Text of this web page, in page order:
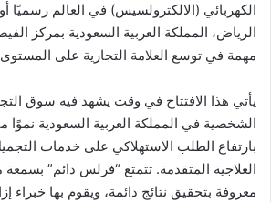
الكهربائي (الالكترولسيس) في العالم رسميًا
الرياض، المملكة العربية السعودية بمركز
مهمة في توسع العلامة التجارية على المستوى
يأتي هذا الافتتاح في وقت يشهد فيه سوق
الشخصية في المملكة العربية السعودية نموًا
بارتفاع الطلب الاستهلاكي على خدمات
العلاجية المتقدمة. تتمتع “فرلس دائم”
معروفة بتحقيق نتائج دائمة، ويقوم بها خبراء